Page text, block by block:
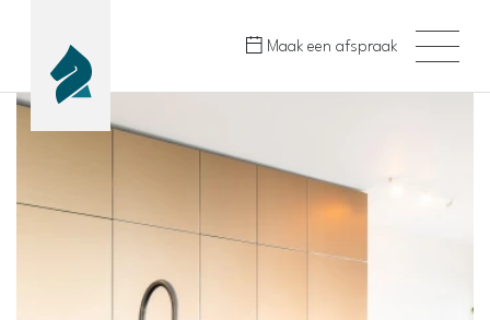
Maak een afspraak